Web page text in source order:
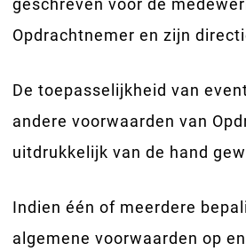
geschreven voor de
Opdrachtnemer en zijn
De toepasselijkheid van
andere voorwaarden van
uitdrukkelijk van de hand
Indien één of meerdere
algemene voorwaarden op